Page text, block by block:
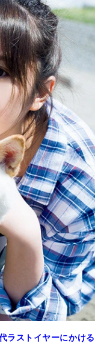
ラストイヤーにかける